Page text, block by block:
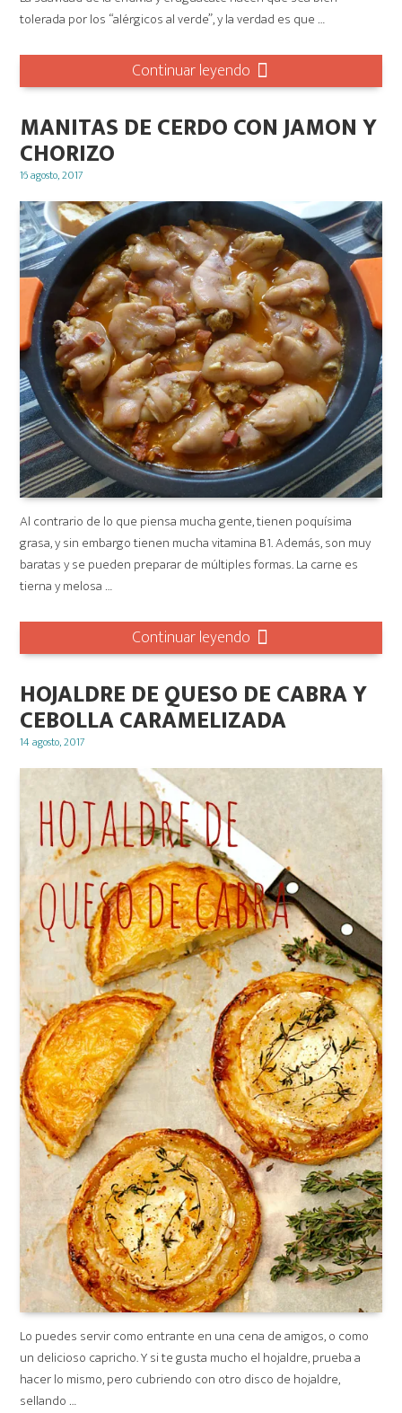
tolerada por los “alérgicos al verde”, y la verdad es que …
Continuar leyendo
MANITAS DE CERDO CON JAMON Y
CHORIZO
Posted
16 agosto, 2017
Al contrario de lo que piensa mucha gente, tienen poquísima
grasa, y sin embargo tienen mucha vitamina B1. Además, son muy
baratas y se pueden preparar de múltiples formas. La carne es
tierna y melosa …
Continuar leyendo
HOJALDRE DE QUESO DE CABRA Y
CEBOLLA CARAMELIZADA
Posted
14 agosto, 2017
Lo puedes servir como entrante en una cena de amigos, o como
un delicioso capricho. Y si te gusta mucho el hojaldre, prueba a
hacer lo mismo, pero cubriendo con otro disco de hojaldre,
sellando …